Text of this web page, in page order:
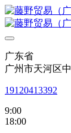
广东省
广州市天河区
19120413392
9:00
18:00